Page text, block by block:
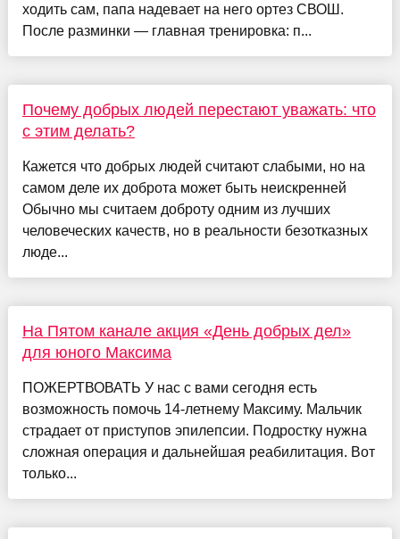
ходить сам, папа надевает на него ортез СВОШ.
После разминки — главная тренировка: п...
Почему добрых людей перестают уважать: что
с этим делать?
Кажется что добрых людей считают слабыми, но на
самом деле их доброта может быть неискренней
Обычно мы считаем доброту одним из лучших
человеческих качеств, но в реальности безотказных
люде...
На Пятом канале акция «День добрых дел»
для юного Максима
ПОЖЕРТВОВАТЬ У нас с вами сегодня есть
возможность помочь 14-летнему Максиму. Мальчик
страдает от приступов эпилепсии. Подростку нужна
сложная операция и дальнейшая реабилитация. Вот
только...